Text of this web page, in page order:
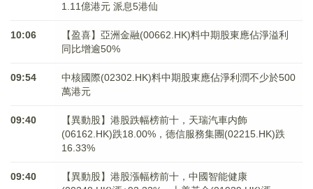
1.11億港元 派息5港仙
10:06
【盈喜】亞洲金融(00662.HK)料中期股東應佔淨溢利
同比增逾50%
09:54
中核國際(02302.HK)料中期股東應佔淨利潤不少於500
萬港元
09:40
【異動股】港股跌幅榜前十，天瑞汽車内飾
(06162.HK)跌18.00%，德信服務集團(02215.HK)跌
16.33%
09:40
【異動股】港股漲幅榜前十，中國智能健康